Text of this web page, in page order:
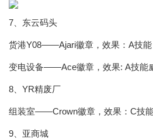
7、东云码头
货港Y08——Ajari徽章，效果：A技能
变电设备——Ace徽章，效果: A技能
8、YR精废厂
组装室——Crown徽章，效果：C技能
9、亚商城